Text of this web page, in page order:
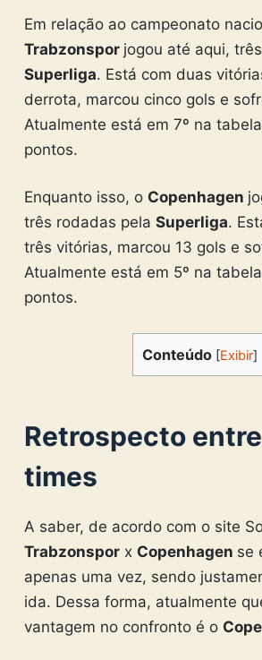
Em relação ao campeonato
Trabzonspor jogou até aqui,
Superliga. Está com duas
derrota, marcou cinco gols e
Atualmente está em 7º na
pontos.
Enquanto isso, o Copenhagen
três rodadas pela Superliga.
três vitórias, marcou 13 gols e
Atualmente está em 5º na
pontos.
Conteúdo [Exibir]
Retrospecto
times
A saber, de acordo com o site
Trabzonsporx Copenhagen se
apenas uma vez, sendo
ida. Dessa forma, atualmente
vantagem no confronto é o